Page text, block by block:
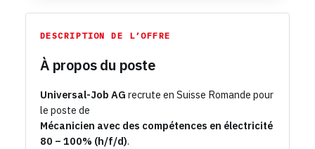
DESCRIPTION DE L’OFFRE
À propos du poste
Universal-Job AG recrute en Suisse Romande pour
le poste de
Mécanicien avec des compétences en électricité
80 – 100% (h/f/d).